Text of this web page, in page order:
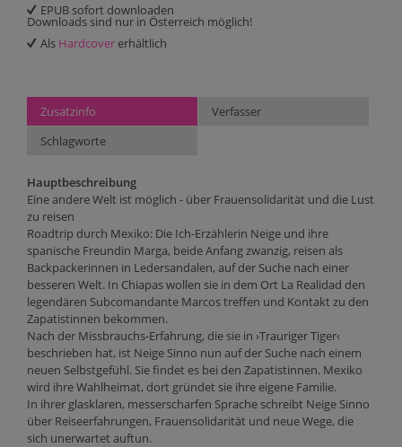
EPUB sofort downloaden
Downloads sind nur in Österreich möglich!
Als Hardcover erhältlich
Zusatzinfo
Verfasser
Schlagworte
Hauptbeschreibung
Eine andere Welt ist möglich - über Frauensolidarität und die Lust
zu reisen
Roadtrip durch Mexiko: Die Ich-Erzählerin Neige und ihre
spanische Freundin Marga, beide Anfang zwanzig, reisen als
Backpackerinnen in Ledersandalen, auf der Suche nach einer
besseren Welt. In Chiapas wollen sie in dem Ort La Realidad den
legendären Subcomandante Marcos treffen und Kontakt zu den
Zapatistinnen bekommen.
Nach der Missbrauchs-Erfahrung, die sie in ›Trauriger Tiger‹
beschrieben hat, ist Neige Sinno nun auf der Suche nach einem
neuen Selbstgefühl. Sie findet es bei den Zapatistinnen. Mexiko
wird ihre Wahlheimat, dort gründet sie ihre eigene Familie.
In ihrer glasklaren, messerscharfen Sprache schreibt Neige Sinno
über Reiseerfahrungen, Frauensolidarität und neue Wege, die
sich unerwartet auftun.